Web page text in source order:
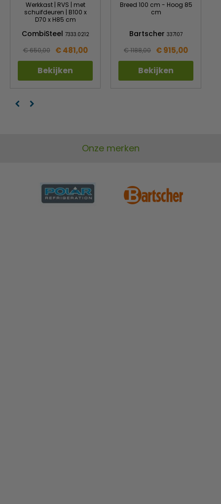
Werkkast | RVS | met
schuifdeuren | B100 x
D70 x H85 cm
CombiSteel 7333.0212
€ 650,00 € 481,00
Bekijken
Breed 100 cm - Hoog 85
cm
Bartscher 337107
€ 1188,00 € 915,00
Bekijken
Onze merken